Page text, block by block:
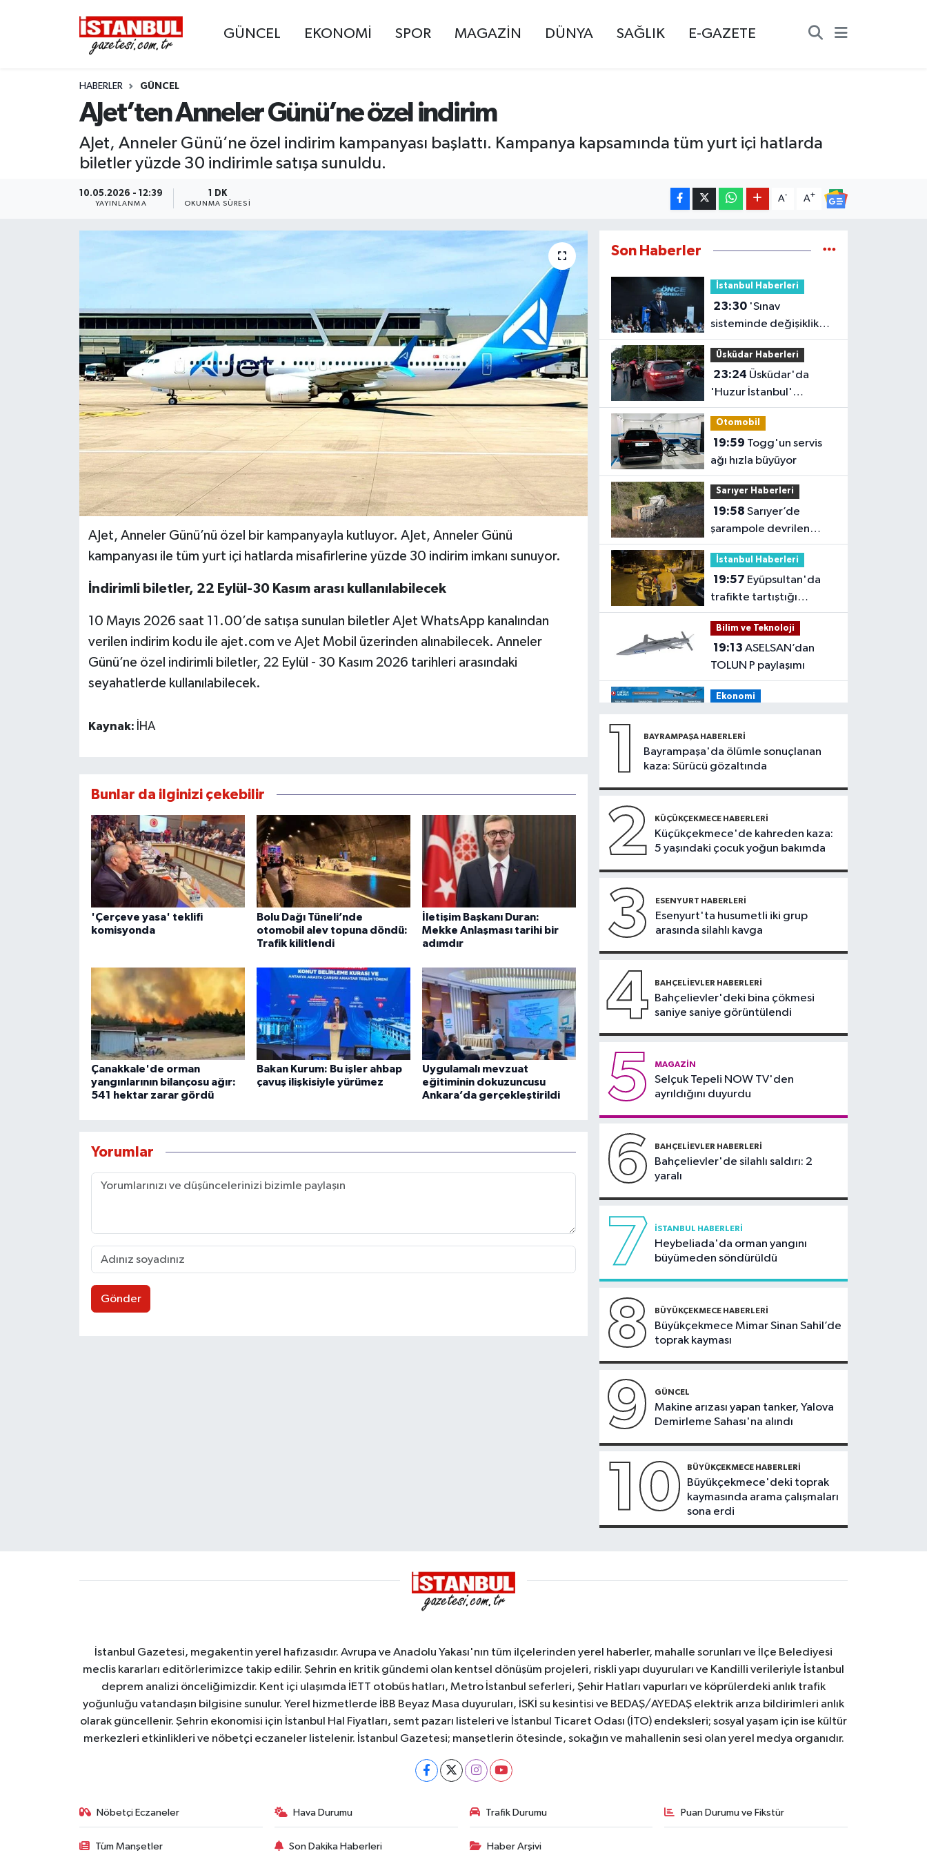
GÜNCEL EKONOMİ SPOR MAGAZİN DÜNYA SAĞLIK E-GAZETE
HABERLER GÜNCEL
AJet’ten Anneler Günü’ne özel indirim
AJet, Anneler Günü’ne özel indirim kampanyası başlattı. Kampanya kapsamında tüm yurt içi hatlarda
biletler yüzde 30 indirimle satışa sunuldu.
10.05.2026 - 12:39
YAYINLANMA
1 DK
OKUNMA SÜRESI
A- A+
AJet, Anneler Günü’nü özel bir kampanyayla kutluyor. AJet, Anneler Günü
kampanyası ile tüm yurt içi hatlarda misafirlerine yüzde 30 indirim imkanı sunuyor.
İndirimli biletler, 22 Eylül-30 Kasım arası kullanılabilecek
10 Mayıs 2026 saat 11.00’de satışa sunulan biletler AJet WhatsApp kanalından
verilen indirim kodu ile ajet.com ve AJet Mobil üzerinden alınabilecek. Anneler
Günü’ne özel indirimli biletler, 22 Eylül - 30 Kasım 2026 tarihleri arasındaki
seyahatlerde kullanılabilecek.
Kaynak: İHA
Bunlar da ilginizi çekebilir
'Çerçeve yasa' teklifi
komisyonda
Bolu Dağı Tüneli’nde
otomobil alev topuna döndü:
Trafik kilitlendi
İletişim Başkanı Duran:
Mekke Anlaşması tarihi bir
adımdır
Çanakkale'de orman
yangınlarının bilançosu ağır:
541 hektar zarar gördü
Bakan Kurum: Bu işler ahbap
çavuş ilişkisiyle yürümez
Uygulamalı mevzuat
eğitiminin dokuzuncusu
Ankara’da gerçekleştirildi
Yorumlar
Gönder
Son Haberler
İstanbul Haberleri
23:30'Sınav
sisteminde değişiklik
yok ama sorular
müfredata uygun hale
gelecek'
Üsküdar Haberleri
23:24
'Huzur İstanbul'
denetimi
Otomobil
19:59
ağı hızla büyüyor
Sarıyer Haberleri
19:58
şarampole devrilen
hafriyat kamyonunun
şoförü yaralandı
İstanbul Haberleri
19:57
trafikte tartıştığı
sürücünün önünü kesip
tehdit eden saldırgana
180 bin lira ceza
Bilim ve Teknoloji
19:13
TOLUN P paylaşımı
Ekonomi
ayında 9,5 milyon yolcu
taşıdı
Bilim ve Teknoloji
nesil uydulara taşınıyor
Otomobil
19:03Motosiklet
deneyimi denize
Güncel
19:00'Çerçeve yasa'
teklifi komisyonda
1 BAYRAMPAŞA HABERLERI
Bayrampaşa'da ölümle sonuçlanan
kaza: Sürücü gözaltında
2 KÜÇÜKÇEKMECE HABERLERI
Küçükçekmece'de kahreden kaza:
5 yaşındaki çocuk yoğun bakımda
3 ESENYURT HABERLERI
Esenyurt'ta husumetli iki grup
arasında silahlı kavga
4 BAHÇELIEVLER HABERLERI
Bahçelievler'deki bina çökmesi
saniye saniye görüntülendi
5 MAGAZIN
Selçuk Tepeli NOW TV'den
ayrıldığını duyurdu
6 BAHÇELIEVLER HABERLERI
Bahçelievler'de silahlı saldırı: 2
yaralı
7 İSTANBUL HABERLERI
Heybeliada'da orman yangını
büyümeden söndürüldü
8 BÜYÜKÇEKMECE HABERLERI
Büyükçekmece Mimar Sinan Sahil’de
toprak kayması
9 GÜNCEL
Makine arızası yapan tanker, Yalova
Demirleme Sahası'na alındı
10 BÜYÜKÇEKMECE HABERLERI
Büyükçekmece'deki toprak
kaymasında arama çalışmaları
sona erdi
İstanbul Gazetesi, megakentin yerel hafızasıdır. Avrupa ve Anadolu Yakası'nın tüm ilçelerinden yerel haberler, mahalle sorunları ve İlçe Belediyesi
meclis kararları editörlerimizce takip edilir. Şehrin en kritik gündemi olan kentsel dönüşüm projeleri, riskli yapı duyuruları ve Kandilli verileriyle İstanbul
deprem analizi önceliğimizdir. Kent içi ulaşımda İETT otobüs hatları, Metro İstanbul seferleri, Şehir Hatları vapurları ve köprülerdeki anlık trafik
yoğunluğu vatandaşın bilgisine sunulur. Yerel hizmetlerde İBB Beyaz Masa duyuruları, İSKİ su kesintisi ve BEDAŞ/AYEDAŞ elektrik arıza bildirimleri anlık
olarak güncellenir. Şehrin ekonomisi için İstanbul Hal Fiyatları, semt pazarı listeleri ve İstanbul Ticaret Odası (İTO) endeksleri; sosyal yaşam için ise kültür
merkezleri etkinlikleri ve nöbetçi eczaneler listelenir. İstanbul Gazetesi; manşetlerin ötesinde, sokağın ve mahallenin sesi olan yerel medya organıdır.
Nöbetçi Eczaneler Hava Durumu Trafik Durumu Puan Durumu ve Fikstür
Tüm Manşetler Son Dakika Haberleri Haber Arşivi
EKONOMİ
İSTANBUL
MAGAZİN
BİLİM VE TEKNOLOJİ
OTOMOBİL
KURUMSAL
Nöbetçi Eczaneler
Hava Durumu
Trafik Durumu
Süper Lig Puan Durumu ve Fikstür
Tüm Manşetler
Son Dakika Haberleri